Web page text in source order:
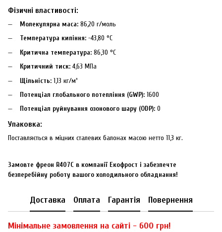
Фізичні властивості:
Молекулярна маса: 86,20 г/моль
Температура кипіння: -43,80 °C
Критична температура: 86,30 °C
Критичний тиск: 4,63 МПа
Щільність: 1,13 кг/м³
Потенціал глобального потепління (GWP): 1600
Потенціал руйнування озонового шару (ODP): 0
Упаковка:
Поставляється в міцних сталевих балонах масою нетто 11,3 кг.
Замовте фреон R407C в компанії Екофрост і забезпечте
безперебійну роботу вашого холодильного обладнання!
Доставка Оплата Гарантія Повернення
Мінімальне замовлення на сайті - 600 грн!